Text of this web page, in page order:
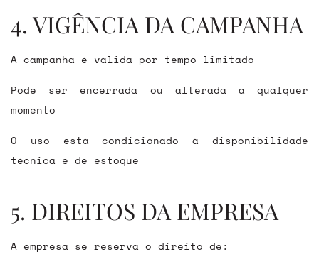
4. VIGÊNCIA DA CAMPANHA
A campanha é válida por tempo limitado
Pode ser encerrada ou alterada a qualquer
momento
O uso está condicionado à disponibilidade
técnica e de estoque
5. DIREITOS DA EMPRESA
A empresa se reserva o direito de: